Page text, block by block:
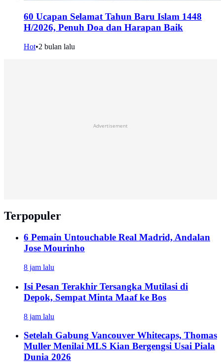
60 Ucapan Selamat Tahun Baru Islam 1448
H/2026, Penuh Doa dan Harapan Baik
Hot•2 bulan lalu
Advertisement
Terpopuler
6 Pemain Untouchable Real Madrid, Andalan
Jose Mourinho
8 jam lalu
Isi Pesan Terakhir Tersangka Mutilasi di
Depok, Sempat Minta Maaf ke Bos
8 jam lalu
Setelah Gabung Vancouver Whitecaps, Thomas
Muller Menilai MLS Kian Bergengsi Usai Piala
Dunia 2026